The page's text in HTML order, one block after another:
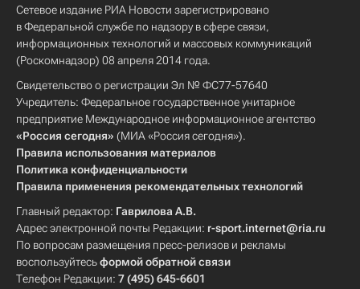
Сетевое издание РИА Новости зарегистрировано
в Федеральной службе по надзору в сфере связи,
информационных технологий и массовых коммуникаций
(Роскомнадзор) 08 апреля 2014 года.
Свидетельство о регистрации Эл № ФС77-57640
Учредитель: Федеральное государственное унитарное
предприятие Международное информационное агентство
«Россия сегодня» (МИА «Россия сегодня»).
Правила использования материалов
Политика конфиденциальности
Правила применения рекомендательных технологий
Главный редактор: Гаврилова А.В.
Адрес электронной почты Редакции: r-sport.internet@ria.ru
По вопросам размещения пресс-релизов и рекламы
воспользуйтесьформой обратной связи
Телефон Редакции: 7 (495) 645-6601